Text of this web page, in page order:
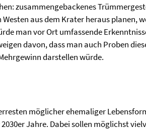
zusammengebackenes
aus dem Krater heraus
man vor Ort umfassende
davon, dass man auch Proben
darstellen würde.
möglicher ehemaliger
Jahre. Dabei sollen möglichst